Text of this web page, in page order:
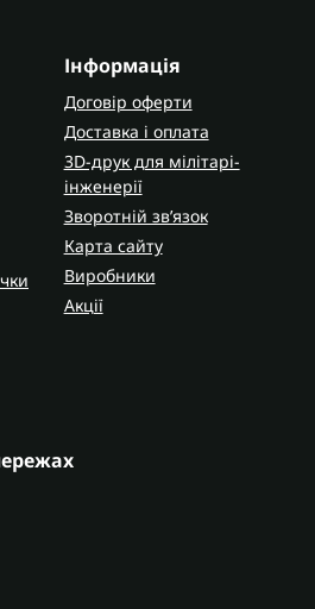
Інформація
Договір оферти
Доставка і оплата
3D-друк для мілітарі-
інженерії
Зворотній зв’язок
Карта сайту
Виробники
Акції